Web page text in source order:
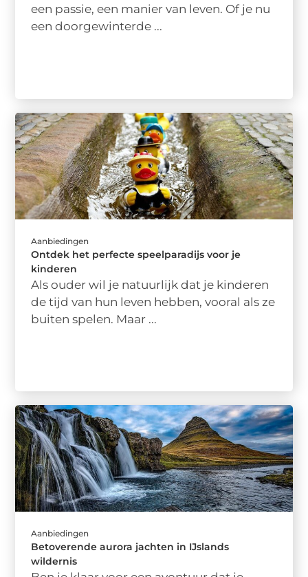
een passie, een manier van leven. Of je nu
een doorgewinterde ...
Aanbiedingen
Ontdek het perfecte speelparadijs voor je
kinderen
Als ouder wil je natuurlijk dat je kinderen
de tijd van hun leven hebben, vooral als ze
buiten spelen. Maar ...
Aanbiedingen
Betoverende aurora jachten in IJslands
wildernis